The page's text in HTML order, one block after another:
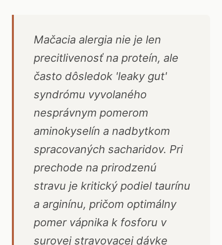
Mačacia alergia nie je len
precitlivenosť na proteín, ale
často dôsledok 'leaky gut'
syndrómu vyvolaného
nesprávnym pomerom
aminokyselín a nadbytkom
spracovaných sacharidov. Pri
prechode na prirodzenú
stravu je kritický podiel taurínu
a arginínu, pričom optimálny
pomer vápnika k fosforu v
surovej stravovacej dávke